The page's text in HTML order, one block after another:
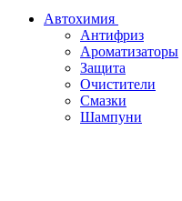
Автохимия
Антифриз
Ароматизаторы
Защита
Очистители
Смазки
Шампуни